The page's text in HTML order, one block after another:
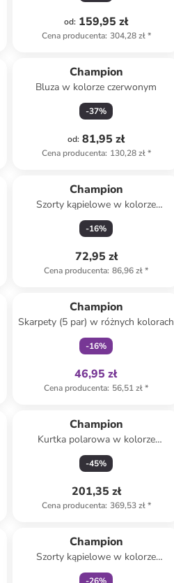
od: 159,95 zł
Cena producenta: 304,28 zł*
Champion
Bluza w kolorze czerwonym
-37%
od: 81,95 zł
Cena producenta: 130,28 zł*
Champion
Szorty kąpielowe w kolorze
niebieskim
-16%
72,95 zł
Cena producenta: 86,96 zł*
Champion
Skarpety (5 par) w różnych kolorach
-16%
46,95 zł
Cena producenta: 56,51 zł*
Champion
Kurtka polarowa w kolorze
beżowym
-45%
201,35 zł
Cena producenta: 369,53 zł*
Champion
Szorty kąpielowe w kolorze
czarnym